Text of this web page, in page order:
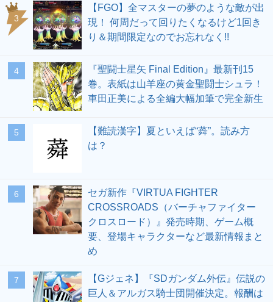
3
【FGO】全マスターの夢のような敵が出
現！ 何周だって回りたくなるけど1回き
り＆期間限定なのでお忘れなく!!
4
『聖闘士星矢 Final Edition』最新刊15
巻。表紙は山羊座の黄金聖闘士シュラ！
車田正美による全編大幅加筆で完全新生
5
【難読漢字】夏といえば“蕣”。読み方
は？
6
セガ新作『VIRTUA FIGHTER
CROSSROADS（バーチャファイター
クロスロード）』発売時期、ゲーム概
要、登場キャラクターなど最新情報まと
め
7
【Gジェネ】『SDガンダム外伝』伝説の
巨人＆アルガス騎士団開催決定。報酬は